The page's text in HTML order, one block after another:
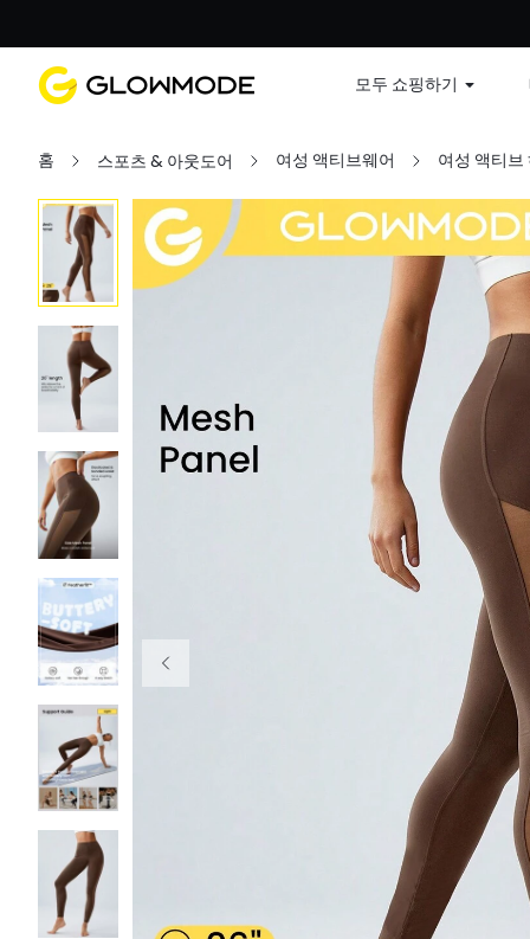
모두 쇼핑하기
홈 스포츠 & 아웃도어 여성 액티브웨어 여성 액티브